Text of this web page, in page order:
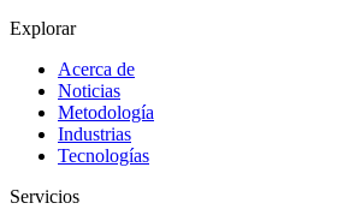
Explorar
Acerca de
Noticias
Metodología
Industrias
Tecnologías
Servicios